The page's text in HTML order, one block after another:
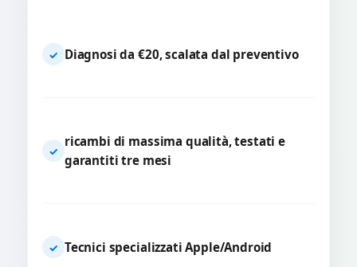
✓ Diagnosi da €20, scalata dal preventivo
✓
ricambi di massima qualità, testati e
garantiti tre mesi
✓ Tecnici specializzati Apple/Android